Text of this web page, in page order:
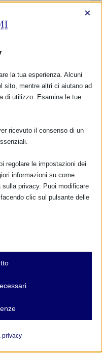
|0 |
presso il Parco
e viale Virgilio) a
×
la tua esperienza. Alcuni
sito, mentre altri ci aiutano ad
di utilizzo. Esamina le tue
ricevuto il consenso di un
regolare le impostazioni dei
informazioni su come
privacy. Puoi modificare
clic sul pulsante delle
le funzioni di base e sono
secondo il GDPR.
privacy